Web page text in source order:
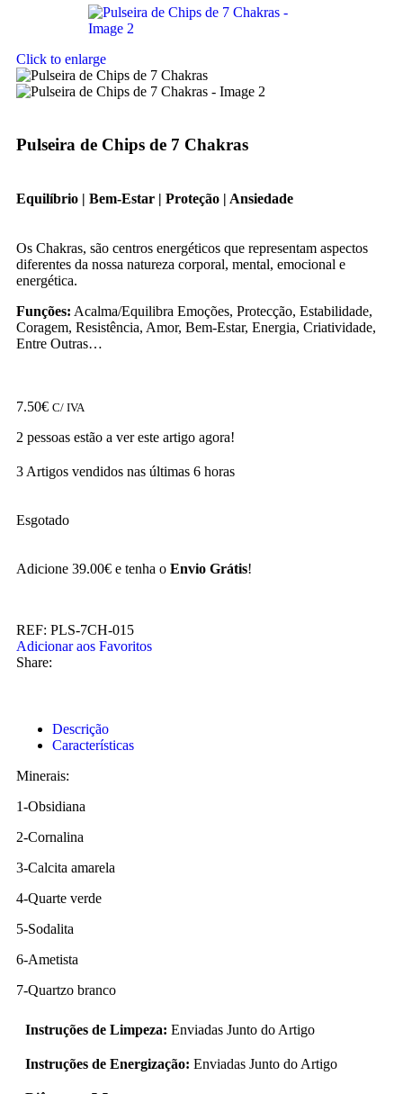
Click to enlarge
Pulseira de Chips de 7 Chakras
Equilíbrio | Bem-Estar | Proteção | Ansiedade
Os Chakras, são centros energéticos que representam aspectos
diferentes da nossa natureza corporal, mental, emocional e
energética.
Funções: Acalma/Equilibra Emoções, Protecção, Estabilidade,
Coragem, Resistência, Amor, Bem-Estar, Energia, Criatividade,
Entre Outras…
7.50€ C/ IVA
2 pessoas estão a ver este artigo agora!
3 Artigos vendidos nas últimas 6 horas
Esgotado
Adicione 39.00€ e tenha o Envio Grátis!
REF: PLS-7CH-015
Adicionar aos Favoritos
Share:
Descrição
Características
Minerais:
1-Obsidiana
2-Cornalina
3-Calcita amarela
4-Quarte verde
5-Sodalita
6-Ametista
7-Quartzo branco
Instruções de Limpeza: Enviadas Junto do Artigo
Instruções de Energização: Enviadas Junto do Artigo